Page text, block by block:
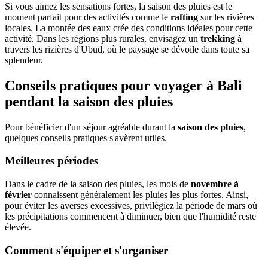
Si vous aimez les sensations fortes, la saison des pluies est le
moment parfait pour des activités comme le rafting sur les rivières
locales. La montée des eaux crée des conditions idéales pour cette
activité. Dans les régions plus rurales, envisagez un trekking à
travers les rizières d'Ubud, où le paysage se dévoile dans toute sa
splendeur.
Conseils pratiques pour voyager à Bali
pendant la saison des pluies
Pour bénéficier d'un séjour agréable durant la saison des pluies,
quelques conseils pratiques s'avèrent utiles.
Meilleures périodes
Dans le cadre de la saison des pluies, les mois de novembre à
février connaissent généralement les pluies les plus fortes. Ainsi,
pour éviter les averses excessives, privilégiez la période de mars où
les précipitations commencent à diminuer, bien que l'humidité reste
élevée.
Comment s'équiper et s'organiser